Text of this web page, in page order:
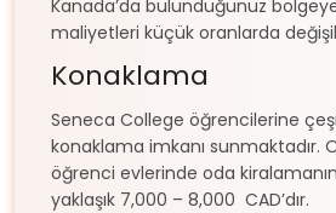
Kanada’da bulunduğunuz
maliyetleri küçük oranlarda
Konaklama
Seneca College öğrencilerine
konaklama imkanı sunmaktadır.
öğrenci evlerinde oda kiralamanın
yaklaşık 7,000 – 8,000 CAD’dır.